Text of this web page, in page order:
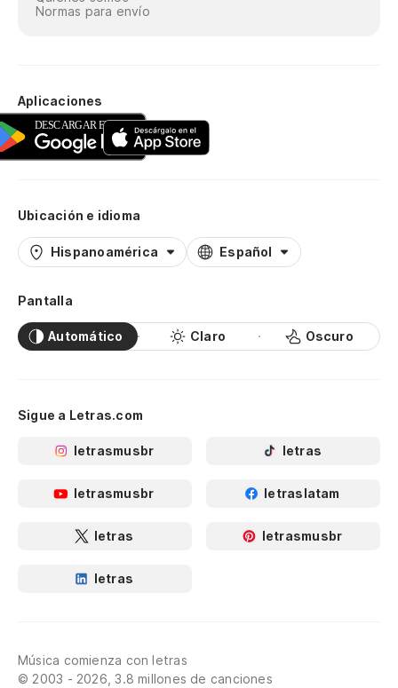
Normas para envío
Aplicaciones
Ubicación e idioma
Hispanoamérica Español
Pantalla
Automático Claro Oscuro
Sigue a Letras.com
letrasmusbr letras
letrasmusbr letraslatam
letras letrasmusbr
letras
Música comienza con letras
© 2003 - 2026, 3.8 millones de canciones